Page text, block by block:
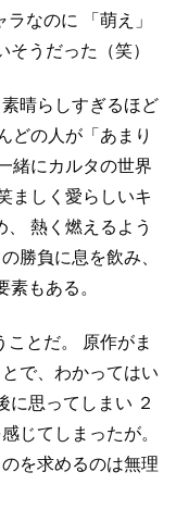
ラなのに
「萌え」
うだった（笑）
晴らしすぎるほど
どの人が「あまり
緒にカルタの世界
ましく愛らしいキ
熱く燃えるよう
勝負に息を飲み、
もある。
とだ。
原作がま
で、わかってはい
に思ってしまい ２
じてしまったが。
を求めるのは無理